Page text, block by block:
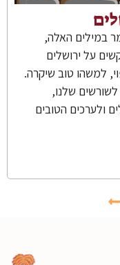
במילים האלה,
על ירושלים
למשהו טוב שיקרה.
שלנו,
ולערכים הטובים